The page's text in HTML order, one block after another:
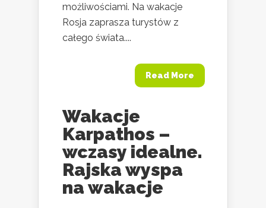
możliwościami. Na wakacje
Rosja zaprasza turystów z
całego świata....
Read More
Wakacje
Karpathos –
wczasy idealne.
Rajska wyspa
na wakacje